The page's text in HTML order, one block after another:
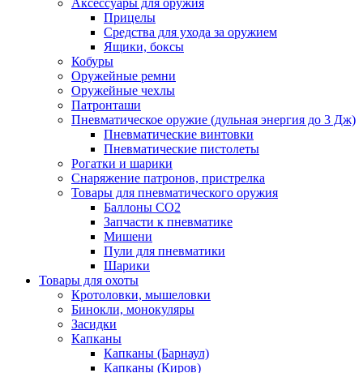
Аксессуары для оружия
Прицелы
Средства для ухода за оружием
Ящики, боксы
Кобуры
Оружейные ремни
Оружейные чехлы
Патронташи
Пневматическое оружие (дульная энергия до 3 Дж)
Пневматические винтовки
Пневматические пистолеты
Рогатки и шарики
Снаряжение патронов, пристрелка
Товары для пневматического оружия
Баллоны СО2
Запчасти к пневматике
Мишени
Пули для пневматики
Шарики
Товары для охоты
Кротоловки, мышеловки
Бинокли, монокуляры
Засидки
Капканы
Капканы (Барнаул)
Капканы (Киров)